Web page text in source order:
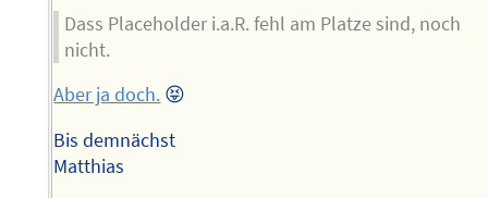
Dass Placeholder i.a.R. fehl am Platze sind, noch
nicht.
Aber ja doch. 😝
Bis demnächst
Matthias